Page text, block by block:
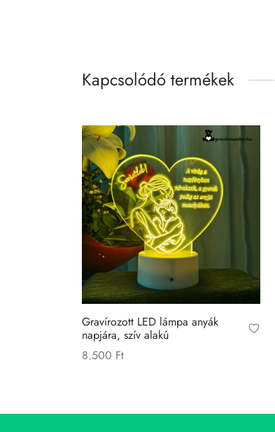
Kapcsolódó termékek
Gravírozott LED lámpa anyák
napjára, szív alakú
8.500 Ft